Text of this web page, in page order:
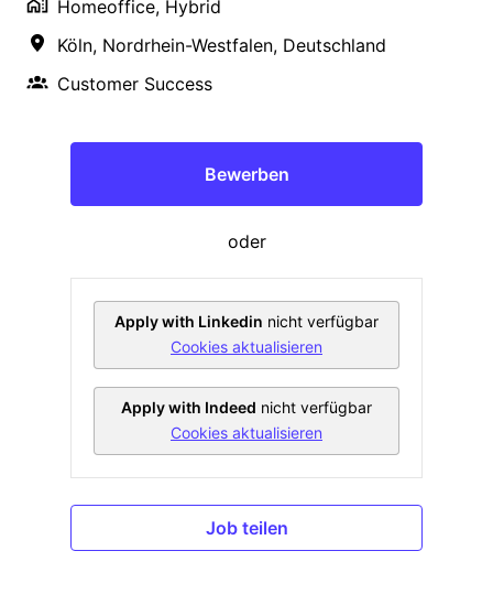
Homeoffice, Hybrid
Köln, Nordrhein-Westfalen, Deutschland
Customer Success
Bewerben
oder
Apply with Linkedin nicht verfügbar
Cookies aktualisieren
Apply with Indeed nicht verfügbar
Cookies aktualisieren
Job teilen